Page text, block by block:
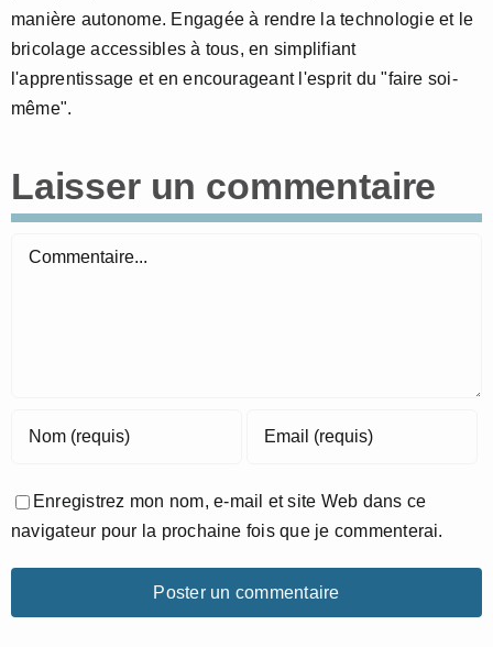
manière autonome. Engagée à rendre la technologie et le
bricolage accessibles à tous, en simplifiant
l'apprentissage et en encourageant l'esprit du "faire soi-
même".
Laisser un commentaire
Commentaire
Enregistrez mon nom, e-mail et site Web dans ce
navigateur pour la prochaine fois que je commenterai.